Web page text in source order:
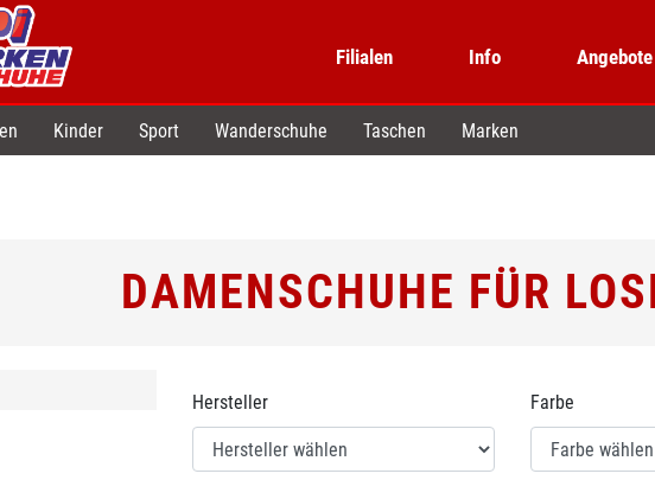
Filialen Info Angebote
Kinder Sport Wanderschuhe Taschen Marken
DAMENSCHUHE FÜR
Hersteller Farbe